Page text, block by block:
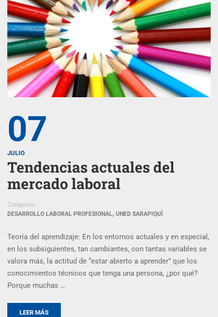
07
JULIO
Tendencias actuales del
mercado laboral
Categorías
DESARROLLO LABORAL PROFESIONAL, UNED SARAPIQUÍ
Teoría del aprendizaje: En los entornos actuales y en especial,
en los subsiguientes, tan cambiantes, con tantas variables se
valora más, la actitud de “estar abierto a aprender” que los
conocimientos técnicos que tenga una persona, ¿por qué?
Porque muchas …
LEER MÁS